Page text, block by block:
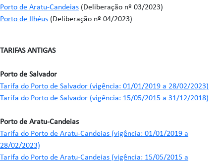
Porto de Aratu-Candeias (Deliberação nº 03/2023)
Porto de Ilhéus (Deliberação nº 04/2023)
TARIFAS ANTIGAS
Porto de Salvador
Tarifa do Porto de Salvador (vigência: 01/01/2019 a 28/02/2023)
Tarifa do Porto de Salvador (vigência: 15/05/2015 a 31/12/2018)
Porto de Aratu-Candeias
Tarifa do Porto de Aratu-Candeias (vigência: 01/01/2019 a
28/02/2023)
Tarifa do Porto de Aratu-Candeias (vigência: 15/05/2015 a